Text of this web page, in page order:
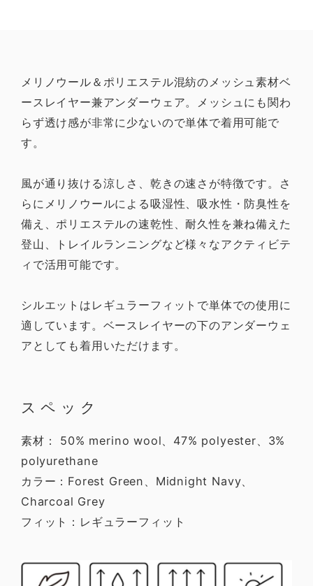
メリノウール＆ポリエステル混紡のメッシュ素材ベ
ースレイヤー兼アンダーウェア。メッシュにも関わ
らず透け感が非常に少ないので単体で着用可能で
す。
風が通り抜ける涼しさ、乾きの速さが特徴です。さ
らにメリノウールによる吸湿性、吸水性・防臭性を
備え、ポリエステルの速乾性、耐久性を兼ね備えた
登山、トレイルランニングなど様々なアクティビテ
ィで活用可能です。
シルエットはレギュラーフィットで単体での使用に
適しています。ベースレイヤーの下のアンダーウェ
アとしても着用いただけます。
スペック
素材： 50% merino wool、47% polyester、3%
polyurethane
カラー：Forest Green、Midnight Navy、
Charcoal Grey
フィット：レギュラーフィット